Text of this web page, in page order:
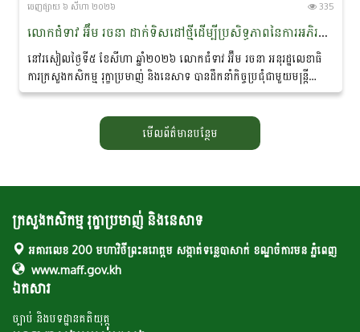
ចេញ​ផ្សាយ​ ៦ សីហា ២០២៦ 335
លោកជំទាវ អ៊ឹម រចនា ដាក់ទិសដៅថ្មីដើម្បីប្រសិទ្ធភាពនៃការអភិរក្ស​ផ្សោត​ទន្លេមេគង្គ និងផ្តាំផ្ញើឱ្យឆ្មាំទន្លេយកចិត្តទុកដាក់លើសុវត្ថិភាព​ពេលចេញល្បាតក្នុងរដូវវស្សា
នៅរសៀលថ្ងៃទី៥ ខែសីហា ឆ្នាំ២០២៦ លោកជំទាវ អ៊ឹម រចនា អនុរដ្ឋ​លេខាធិ
ការក្រសួងកសិកម្ម រុក្ខាប្រមាញ់ និងនេសាទ បានដឹកនាំកិច្ចប្រជុំជាមួយមន្ត្រី
ជំនាញ ដែលមានលោកបណ្ឌិត...
មើលព័ត៌មានបន្ថែម
ក្រសួងកសិកម្ម រុក្ខាប្រមាញ់ និងនេសាទ
អគារលេខ 200 មហាវិថីព្រះនរោត្តម សង្កាត់ទន្លេបាសាក់ ខណ្ឌចំការមន ភ្នំពេញ
www.maff.gov.kh
ឯកសារ
ច្បាប់ និងបទដ្ឋានគតិយុត្ត